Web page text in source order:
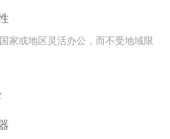
家或地区灵活办公，而不受地域限